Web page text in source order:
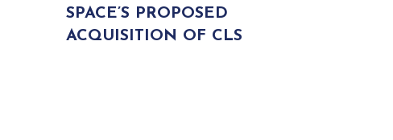
SPACE’S PROPOSED
ACQUISITION OF CLS